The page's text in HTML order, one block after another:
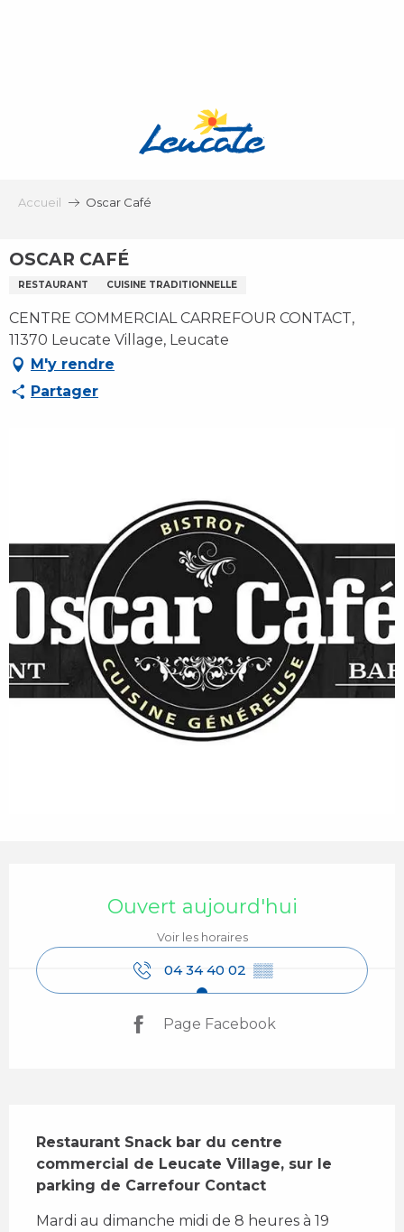
Accueil Oscar Café
OSCAR CAFÉ
RESTAURANT CUISINE TRADITIONNELLE
CENTRE COMMERCIAL CARREFOUR CONTACT,
11370 Leucate Village, Leucate
M'y rendre
Partager
Ouvert aujourd'hui
Voir les horaires
04 34 40 02 ▒▒
Page Facebook
Restaurant Snack bar du centre
commercial de Leucate Village, sur le
parking de Carrefour Contact
Mardi au dimanche midi de 8 heures à 19